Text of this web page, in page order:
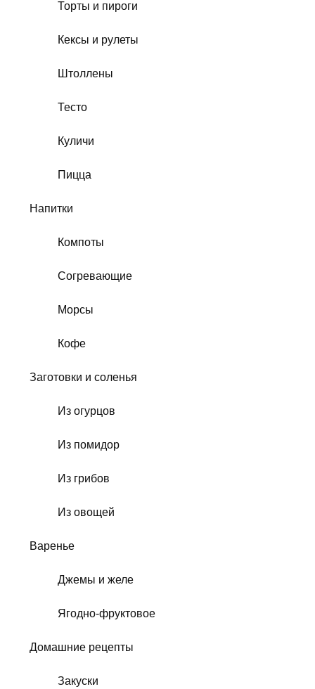
Торты и пироги
Кексы и рулеты
Штоллены
Тесто
Куличи
Пицца
Напитки
Компоты
Согревающие
Морсы
Кофе
Заготовки и соленья
Из огурцов
Из помидор
Из грибов
Из овощей
Варенье
Джемы и желе
Ягодно-фруктовое
Домашние рецепты
Закуски